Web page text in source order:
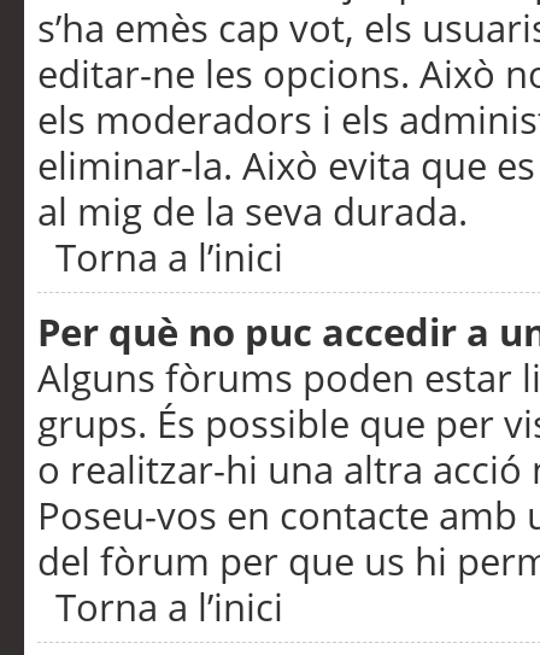
s’ha emès cap vot, els
editar-ne les opcions. Això
els moderadors i els
eliminar-la. Això evita que
al mig de la seva durada.
Torna a l’inici
Per què no puc accedir a
Alguns fòrums poden estar
grups. És possible que per
o realitzar-hi una altra acció
Poseu-vos en contacte
del fòrum per que us hi
Torna a l’inici